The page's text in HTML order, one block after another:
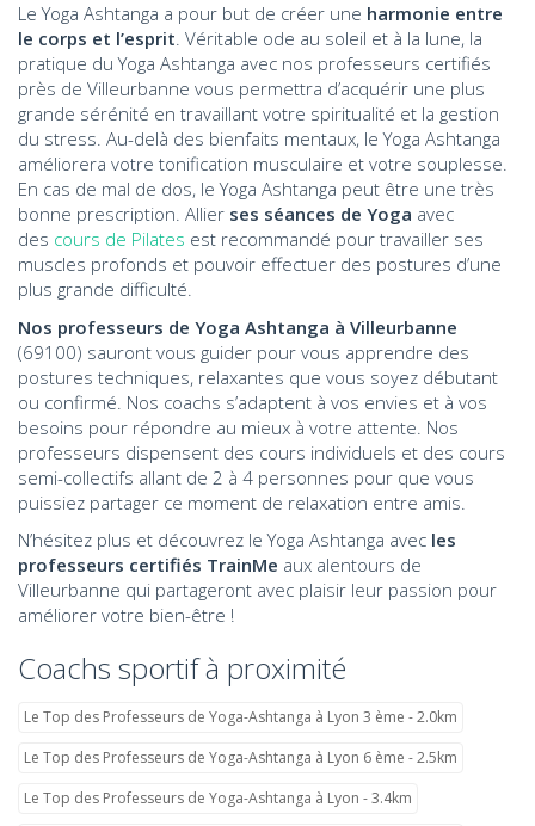
Le Yoga Ashtanga a pour but de créer une harmonie entre
le corps et l’esprit. Véritable ode au soleil et à la lune, la
pratique du Yoga Ashtanga avec nos professeurs certifiés
près de Villeurbanne vous permettra d’acquérir une plus
grande sérénité en travaillant votre spiritualité et la gestion
du stress. Au-delà des bienfaits mentaux, le Yoga Ashtanga
améliorera votre tonification musculaire et votre souplesse.
En cas de mal de dos, le Yoga Ashtanga peut être une très
bonne prescription. Allier ses séances de Yoga avec
des cours de Pilates est recommandé pour travailler ses
muscles profonds et pouvoir effectuer des postures d’une
plus grande difficulté.
Nos professeurs de Yoga Ashtanga à Villeurbanne
(69100) sauront vous guider pour vous apprendre des
postures techniques, relaxantes que vous soyez débutant
ou confirmé. Nos coachs s’adaptent à vos envies et à vos
besoins pour répondre au mieux à votre attente. Nos
professeurs dispensent des cours individuels et des cours
semi-collectifs allant de 2 à 4 personnes pour que vous
puissiez partager ce moment de relaxation entre amis.
N’hésitez plus et découvrez le Yoga Ashtanga avec les
professeurs certifiés TrainMe aux alentours de
Villeurbanne qui partageront avec plaisir leur passion pour
améliorer votre bien-être !
Coachs sportif à proximité
Le Top des Professeurs de Yoga-Ashtanga à Lyon 3 ème - 2.0km
Le Top des Professeurs de Yoga-Ashtanga à Lyon 6 ème - 2.5km
Le Top des Professeurs de Yoga-Ashtanga à Lyon - 3.4km